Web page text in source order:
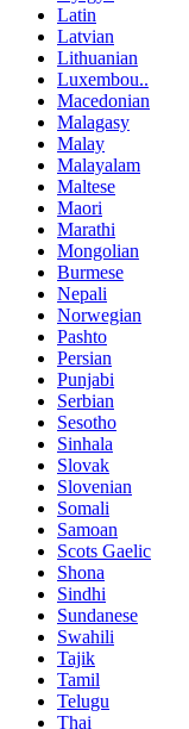
Latin
Latvian
Lithuanian
Luxembou..
Macedonian
Malagasy
Malay
Malayalam
Maltese
Maori
Marathi
Mongolian
Burmese
Nepali
Norwegian
Pashto
Persian
Punjabi
Serbian
Sesotho
Sinhala
Slovak
Slovenian
Somali
Samoan
Scots Gaelic
Shona
Sindhi
Sundanese
Swahili
Tajik
Tamil
Telugu
Thai